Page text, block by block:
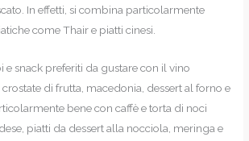
In effetti, si combina particolarmente
come Thair e piatti cinesi.
e snack preferiti da gustare con il vino
di frutta, macedonia, dessert al forno e
bene con caffè e torta di noci
piatti da dessert alla nocciola, meringa e